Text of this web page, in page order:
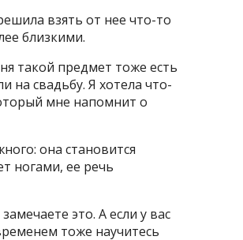
взять от нее что-то
близкими.
такой предмет тоже есть
на свадьбу. Я хотела что-
мне напомнит о
она становится
ногами, ее речь
это. А если у вас
тоже научитесь